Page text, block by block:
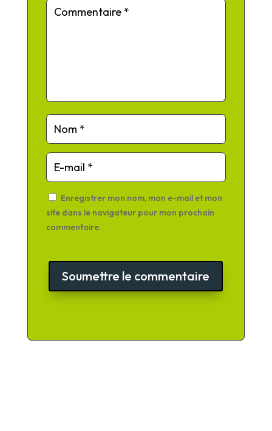
Enregistrer mon nom, mon e-mail et mon
site dans le navigateur pour mon prochain
commentaire.
Soumettre le commentaire